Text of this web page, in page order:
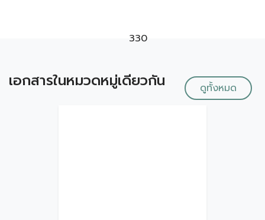
330
เอกสารในหมวดหมู่เดียวกัน ดูทั้งหมด